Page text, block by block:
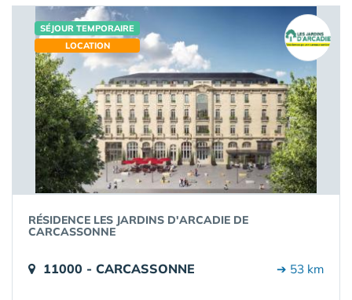
SÉJOUR TEMPORAIRE
LOCATION
RÉSIDENCE LES JARDINS D'ARCADIE DE
CARCASSONNE
11000 - CARCASSONNE ➔ 53 km